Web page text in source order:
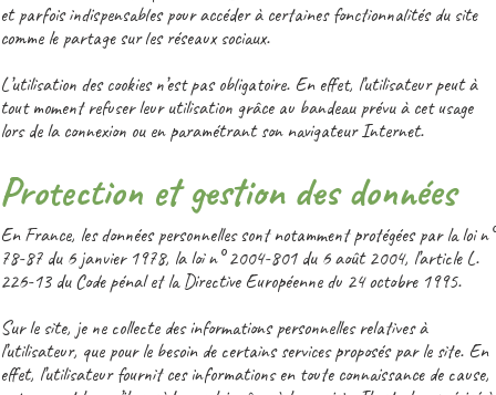
et parfois indispensables pour accéder à certaines fonctionnalités du site
comme le partage sur les réseaux sociaux.
L’utilisation des cookies n’est pas obligatoire. En effet, l’utilisateur peut à
tout moment refuser leur utilisation grâce au bandeau prévu à cet usage
lors de la connexion ou en paramétrant son navigateur Internet.
Protection et gestion des données
En France, les données personnelles sont notamment protégées par la loi n°
78-87 du 6 janvier 1978, la loi n° 2004-801 du 6 août 2004, l’article L.
226-13 du Code pénal et la Directive Européenne du 24 octobre 1995.
Sur le site, je ne collecte des informations personnelles relatives à
l’utilisateur, que pour le besoin de certains services proposés par le site. En
effet, l’utilisateur fournit ces informations en toute connaissance de cause,